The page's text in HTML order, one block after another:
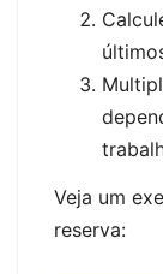
Veja um
reserva: